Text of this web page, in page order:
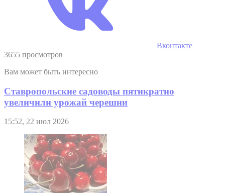
Вконтакте
3655 просмотров
Вам может быть интересно
Ставропольские садоводы пятикратно
увеличили урожай черешни
15:52, 22 июл 2026